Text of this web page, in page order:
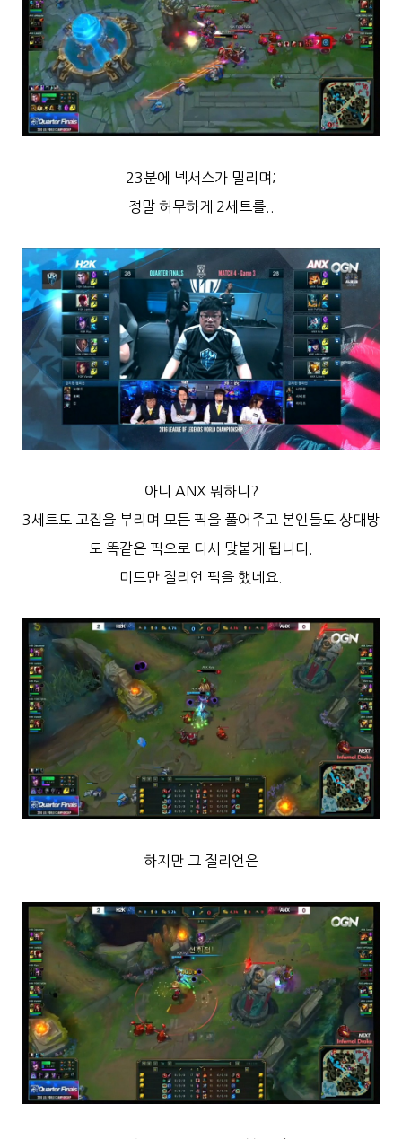
23분에 넥서스가 밀리며;
정말 허무하게 2세트를..
아니 ANX 뭐하니?
3세트도 고집을 부리며 모든 픽을 풀어주고 본인들도 상대방
도 똑같은 픽으로 다시 맞붙게 됩니다.
미드만 질리언 픽을 했네요.
하지만 그 질리언은